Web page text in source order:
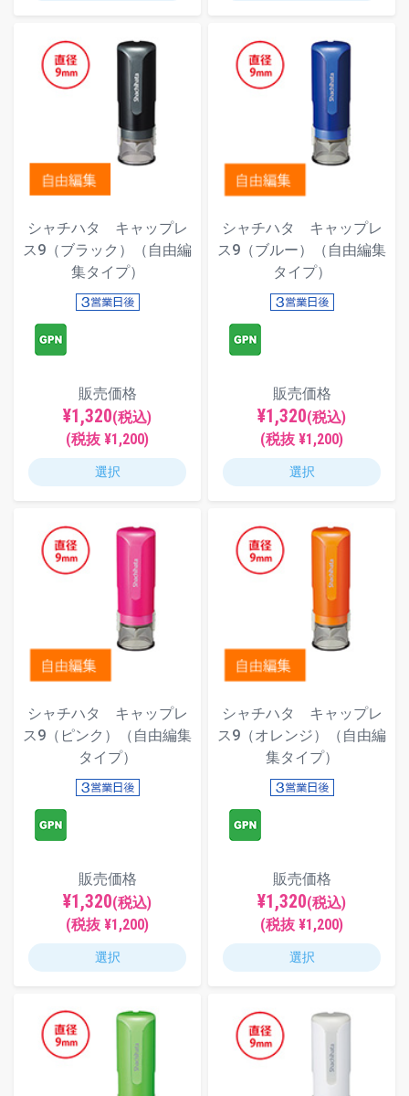
シャチハタ キャップレ
ス9（ブラック）（自由編
集タイプ）
販売価格
¥1,320(税込)
(税抜 ¥1,200)
選択
シャチハタ キャップレ
ス9（ブルー）（自由編集
タイプ）
販売価格
¥1,320(税込)
(税抜 ¥1,200)
選択
シャチハタ キャップレ
ス9（ピンク）（自由編集
タイプ）
販売価格
¥1,320(税込)
(税抜 ¥1,200)
選択
シャチハタ キャップレ
ス9（オレンジ）（自由編
集タイプ）
販売価格
¥1,320(税込)
(税抜 ¥1,200)
選択